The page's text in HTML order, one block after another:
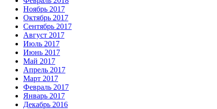
Ноябрь 2017
Октябрь 2017
Сентябрь 2017
Август 2017
Июль 2017
Июнь 2017
Май 2017
Апрель 2017
Март 2017
Февраль 2017
Январь 2017
Декабрь 2016